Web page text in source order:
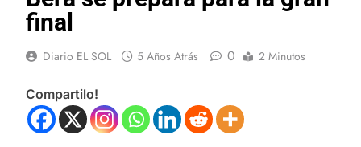
final
Diario EL SOL 5 Años Atrás 0 2 Minutos
Compartilo!